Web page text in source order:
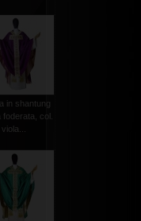
in shantung
foderata, col.
viola...